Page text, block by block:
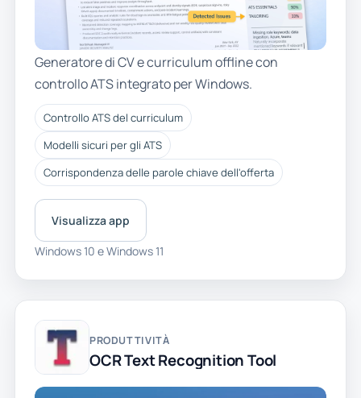
Generatore di CV e curriculum offline con
controllo ATS integrato per Windows.
Controllo ATS del curriculum
Modelli sicuri per gli ATS
Corrispondenza delle parole chiave dell'offerta
Visualizza app
Windows 10 e Windows 11
PRODUTTIVITÀ
OCR Text Recognition Tool